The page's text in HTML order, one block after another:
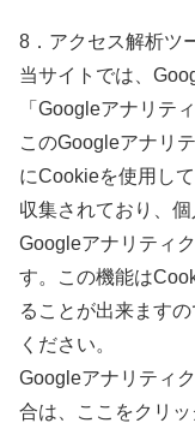
8．アクセス解析ツ
当サイトでは、
「Googleアナリテ
このGoogleアナリ
にCookieを使用し
収集されており、
Googleアナリティ
す。この機能は
ることが出来ます
ください。
Googleアナリティ
合は、ここをクリ